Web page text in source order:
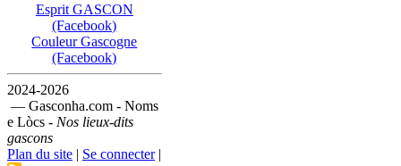
Esprit GASCON
(Facebook)
Couleur Gascogne
(Facebook)
2024-2026
— Gasconha.com - Noms
e Lòcs - Nos lieux-dits
gascons
Plan du site | Se connecter|